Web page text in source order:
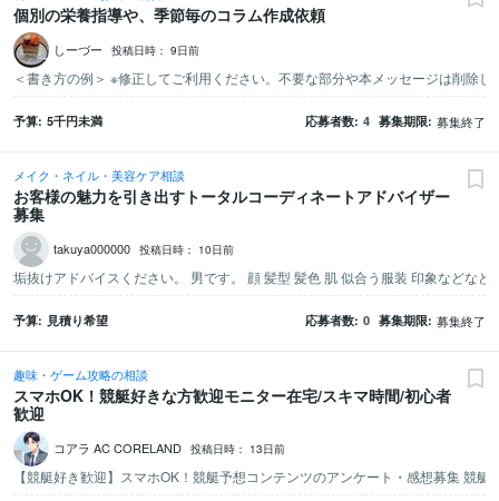
個別の栄養指導や、季節毎のコラム作成依頼
しーづー 投稿日時： 9日前
予算 5千円未満 応募者数 4 募集期限 募集終了
メイク・ネイル・美容ケア相談
お客様の魅力を引き出すトータルコーディネートアドバイザー
募集
垢抜けアドバイスください。 男です。 顔 髪型 髪色 肌 似合う服装 印象などな
takuya000000 投稿日時： 10日前
予算 見積り希望 応募者数 0 募集期限 募集終了
趣味・ゲーム攻略の相談
スマホOK！競艇好きな方歓迎モニター在宅/スキマ時間/初心者
歓迎
コアラ AC CORELAND 投稿日時： 13日前